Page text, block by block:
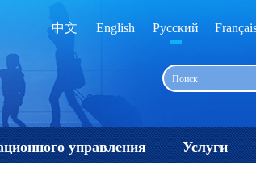
中文 English Русский
управления Услуги